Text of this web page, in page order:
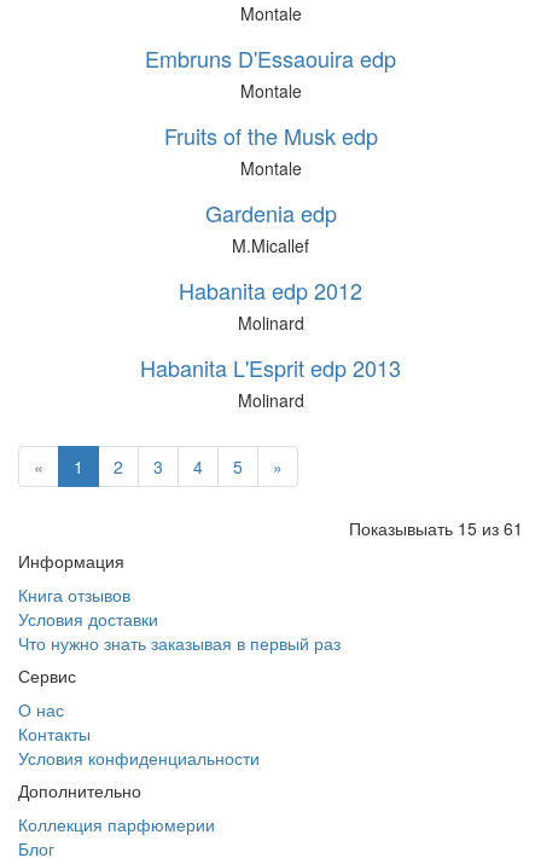
Montale
Embruns D'Essaouira edp
Montale
Fruits of the Musk edp
Montale
Gardenia edp
M.Micallef
Habanita edp 2012
Molinard
Habanita L'Esprit edp 2013
Molinard
« 1 2 3 4 5 »
Показывыать 15 из 61
Информация
Книга отзывов
Условия доставки
Что нужно знать заказывая в первый раз
Сервис
О нас
Контакты
Условия конфиденциальности
Дополнительно
Коллекция парфюмерии
Блог